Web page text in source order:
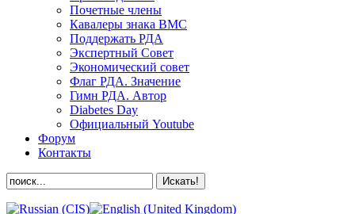
Почетные члены
Кавалеры знака ВМС
Поддержать РДА
Экспертный Совет
Экономический совет
Флаг РДА. Значение
Гимн РДА. Автор
Diabetes Day
Официальный Youtube
Форум
Контакты